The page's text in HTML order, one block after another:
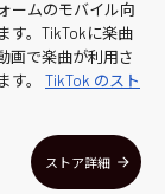
ームのモバイル向
す。TikTokに楽曲
画で楽曲が利用さ
す。 TikTok のスト
ストア詳細